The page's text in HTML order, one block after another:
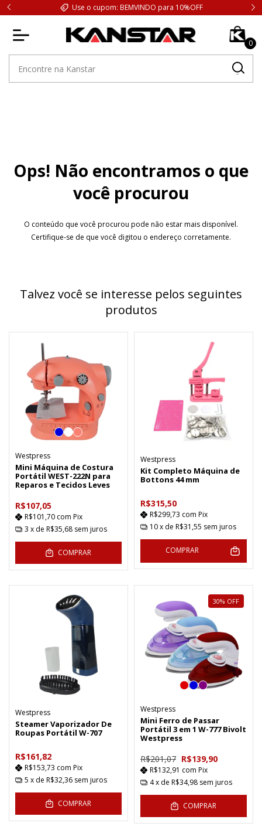
Use o cupom: BEMVINDO para 10%OFF
0
Ops! Não encontramos o que
você procurou
O conteúdo que você procurou pode não estar mais disponível.
Certifique-se de que você digitou o endereço corretamente.
Talvez você se interesse pelos seguintes
produtos
Westpress
Mini Máquina de Costura
Portátil WEST-222N para
Reparos e Tecidos Leves
R$107,05
R$101,70 com Pix
3 x de R$35,68 sem juros
COMPRAR
Westpress
Kit Completo Máquina de
Bottons 44 mm
R$315,50
R$299,73 com Pix
10x de R$31,55 sem juros
COMPRAR
Westpress
Steamer Vaporizador De
Roupas Portátil W-707
R$161,82
R$153,73 com Pix
5 x de R$32,36 sem juros
COMPRAR
30% OFF
Westpress
Mini Ferro de Passar
Portátil 3 em 1 W-777 Bivolt
Westpress
R$201,07 R$139,90
R$132,91 com Pix
4x de R$34,98 sem juros
COMPRAR